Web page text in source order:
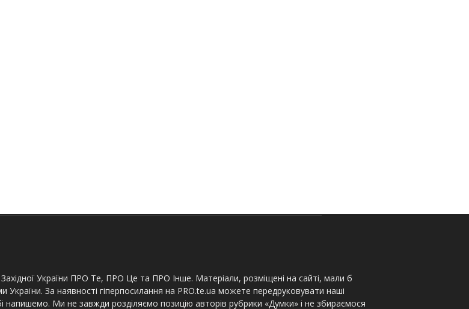
України ПРО Те, ПРО Це та ПРО Інше. Матеріали, розміщені на сайті, мали б
України. За наявності гіперпосилання на PRO.te.ua можете передруковувати наші
напишемо. Ми не завжди розділяємо позицію авторів рубрики «Думки» і не збираємося